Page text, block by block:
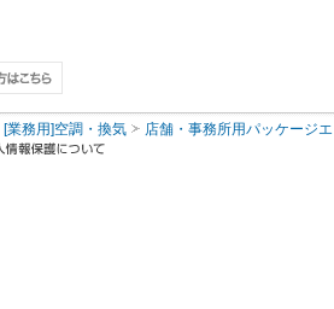
[業務用]空調・換気 店舗・事務所用パッケージ